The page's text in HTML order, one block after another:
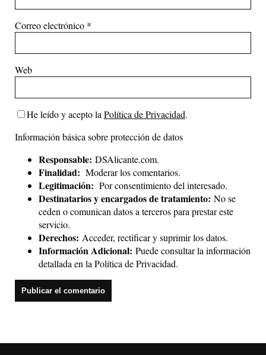
Correo electrónico *
Web
He leído y acepto la Política de Privacidad.
Información básica sobre protección de datos
Responsable: DSAlicante.com.
Finalidad: Moderar los comentarios.
Legitimación: Por consentimiento del interesado.
Destinatarios y encargados de tratamiento: No se
ceden o comunican datos a terceros para prestar este
servicio.
Derechos: Acceder, rectificar y suprimir los datos.
Información Adicional: Puede consultar la información
detallada en la Política de Privacidad.